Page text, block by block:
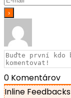
0 Komentárov
Inline Feedbacks